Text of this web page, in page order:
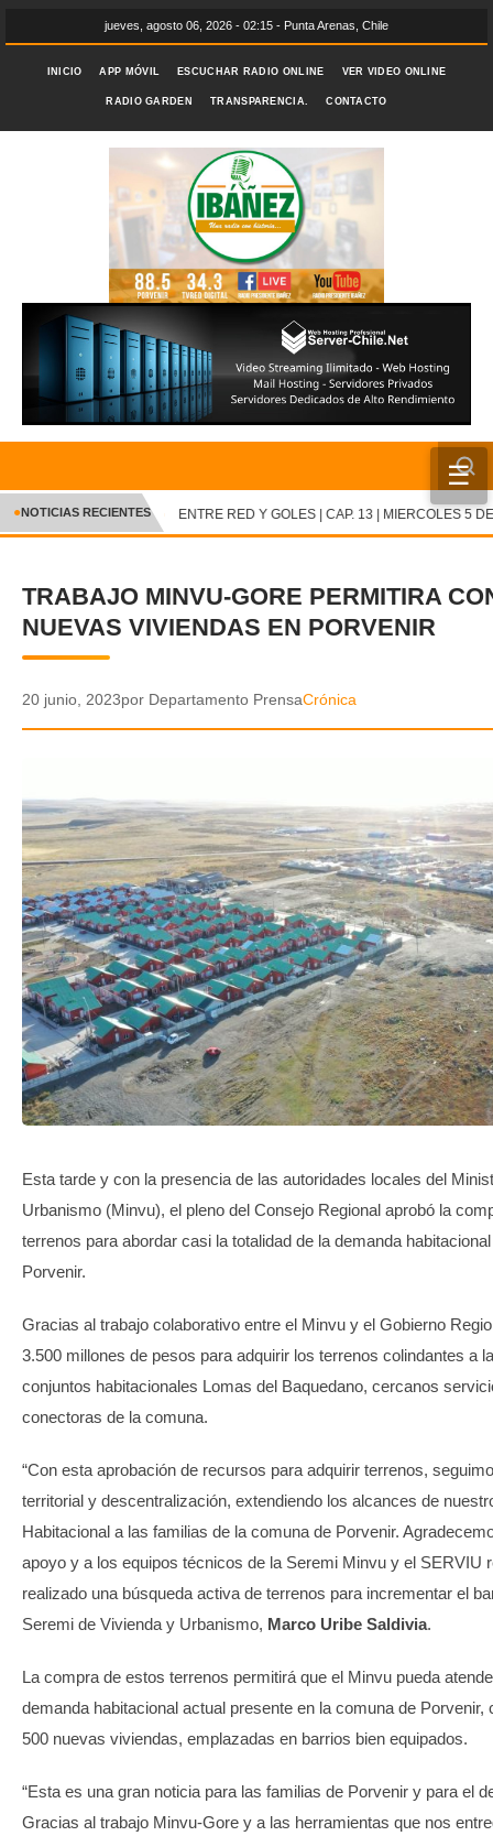
jueves, agosto 06, 2026 - 02:15 - Punta Arenas, Chile
INICIO APP MÓVIL ESCUCHAR RADIO ONLINE VER VIDEO ONLINE
RADIO GARDEN TRANSPARENCIA. CONTACTO
☰
INICIO
CRÓNICA
DEPORTES
POLICIAL
AUDIOS
VIDEOS
GALERIA DE FOTOS
APP MÓVIL
TRANSPARENCIA
✕
●NOTICIAS RECIENTES ENTRE RED Y GOLES | CAP. 13 | MIERCOLES 5 DE
TRABAJO MINVU-GORE PERMITIRA
NUEVAS VIVIENDAS EN PORVENIR
20 junio, 2023por Departamento PrensaCrónica
Esta tarde y con la presencia de las autoridades locales del
Urbanismo (Minvu), el pleno del Consejo Regional aprobó la
terrenos para abordar casi la totalidad de la demanda
Porvenir.
Gracias al trabajo colaborativo entre el Minvu y el Gobierno
3.500 millones de pesos para adquirir los terrenos colindantes a
conjuntos habitacionales Lomas del Baquedano, cercanos
conectoras de la comuna.
“Con esta aprobación de recursos para adquirir terrenos,
territorial y descentralización, extendiendo los alcances de
Habitacional a las familias de la comuna de Porvenir.
apoyo y a los equipos técnicos de la Seremi Minvu y el SERVIU
realizado una búsqueda activa de terrenos para incrementar el
Seremi de Vivienda y Urbanismo, Marco Uribe Saldivia.
La compra de estos terrenos permitirá que el Minvu pueda
demanda habitacional actual presente en la comuna de
500 nuevas viviendas, emplazadas en barrios bien equipados.
“Esta es una gran noticia para las familias de Porvenir y para el
Gracias al trabajo Minvu-Gore y a las herramientas que nos